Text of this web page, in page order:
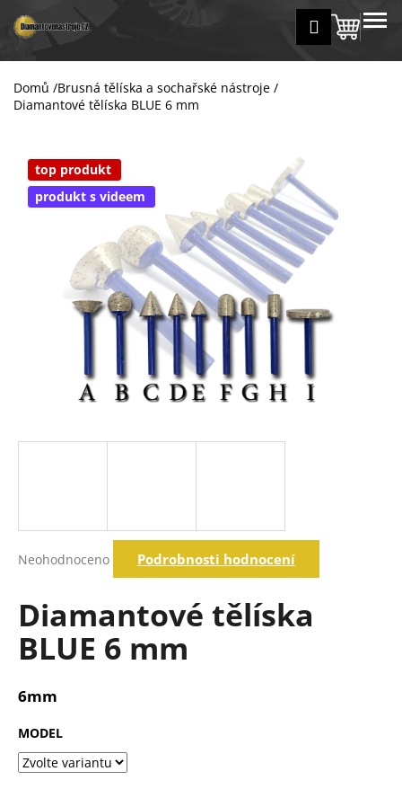
na
obsah
Přihlášení
košík
MENU
Domů /Brusná tělíska a sochařské nástroje /
Diamantové tělíska BLUE 6 mm
hodnocení
0,0
Neohodnoceno Podrobnosti hodnocení
Diamantové tělíska
BLUE 6 mm
6mm
MODEL
top produkt
produkt s videem
š
Zpět
Zpět
C
o
ř
j
D
p
r
u
č